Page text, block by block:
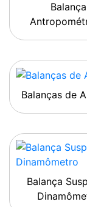
Balança
Balanças de
Balança